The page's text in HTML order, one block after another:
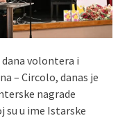
volontera i
– Circolo, danas je
nagrade
su u ime Istarske